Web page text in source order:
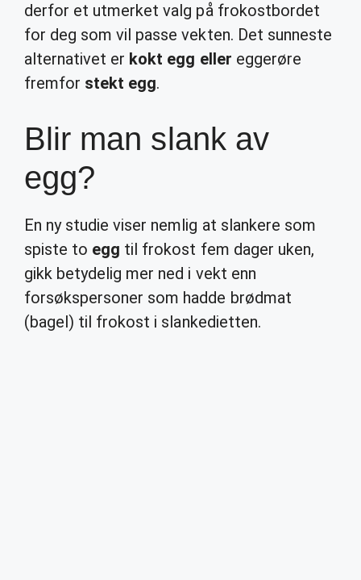
derfor et utmerket valg på frokostbordet
for deg som vil passe vekten. Det sunneste
alternativet er kokt egg eller eggerøre
fremfor stekt egg.
Blir man slank av
egg?
En ny studie viser nemlig at slankere som
spiste to egg til frokost fem dager uken,
gikk betydelig mer ned i vekt enn
forsøkspersoner som hadde brødmat
(bagel) til frokost i slankedietten.